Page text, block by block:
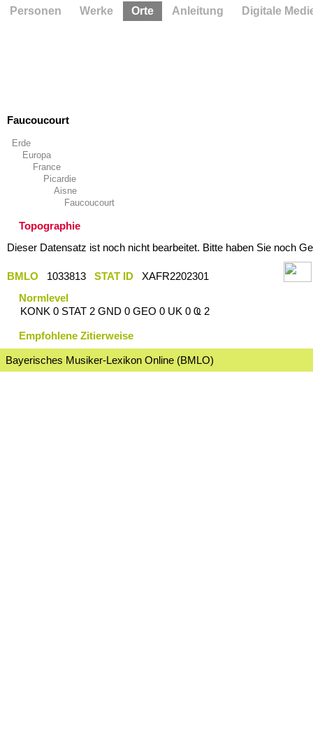
Faucoucourt
Erde
Europa
France
Picardie
Aisne
Faucoucourt
Topographie
Dieser Datensatz ist noch nicht bearbeitet. Bitte haben Sie noch
BMLO 1033813 STAT ID
XAFR2202301
Normlevel
KONK 0 STAT 2 GND 0 GEO 0 UK 0 Ҩ 2
Empfohlene Zitierweise
Bayerisches Musiker-Lexikon Online (BMLO)
Personen Werke Orte Anleitung Digitale